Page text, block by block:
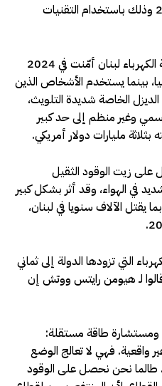
والطاقة الكهرومائية بحلول 2035 وذلك باستخدام التقنيات
أفادت وسائل إعلام بأن مؤسسة الكهرباء لبنان أمّنت في 2024
بينما يستخدم الأشخاص الذين
الخاصة شديدة التلويث،
وغير منظم إلى حد كبير
مليارات دولار أمريكي.
على زيت الوقود الثقيل
في الهواء، وقد أثر بشكل كبير
يقتل الآلاف سنويا في لبنان،
التي تزودها الدولة إلى ثماني
لـ هيومن رايتس ووتش إن
ومستشارة طاقة مستقلة:
واقعية. فهي لا تعالج الوضع
طالما نحن نحصل على الوقود